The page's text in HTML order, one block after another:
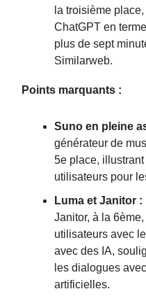
la troisième
ChatGPT en
plus de sept
Similarweb.
Points marquants :
Suno en pleine
générateur de
5e place,
utilisateurs pour
Luma et Janitor :
Janitor, à la
utilisateurs avec
avec des IA,
les dialogues
artificielles.